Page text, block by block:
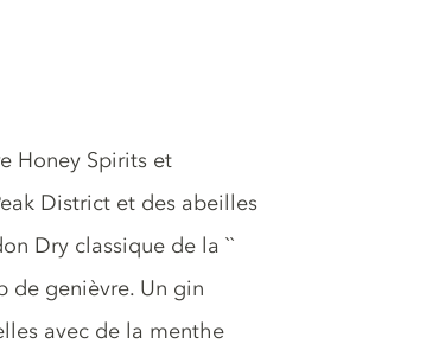
Honey Spirits et
District et des abeilles
Dry classique de la ``
de genièvre. Un gin
avec de la menthe